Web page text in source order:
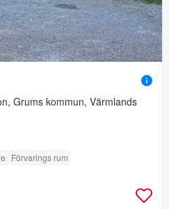
Grums kommun, Värmlands
Förvarings rum